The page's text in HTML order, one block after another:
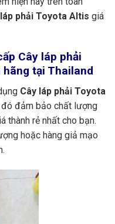
phải Toyota Altis giá
Cây láp phải
tại Thailand
Cây láp phải Toyota
đảm bảo chất lượng
thành rẻ nhất cho bạn.
hoặc hàng giả mạo